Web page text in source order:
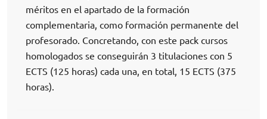
méritos en el apartado de la formación
complementaria, como formación permanente del
profesorado. Concretando, con este pack cursos
homologados se conseguirán 3 titulaciones con 5
ECTS (125 horas) cada una, en total, 15 ECTS (375
horas).